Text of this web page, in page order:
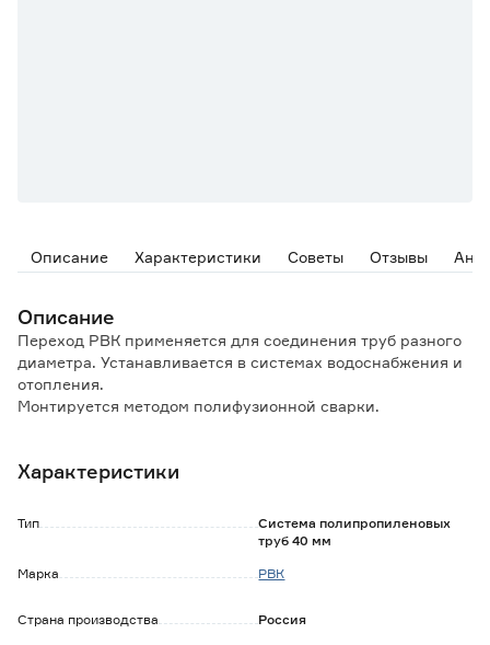
Описание Характеристики Советы Отзывы
Описание
Переход РВК применяется для соединения труб разного
диаметра. Устанавливается в системах водоснабжения и
отопления.
Монтируется методом полифузионной сварки.
- устойчивость к коррозии;
- долгий срок службы;
Характеристики
Тип
Система полипропиленовых
труб 40 мм
Марка
РВК
Страна производства Россия